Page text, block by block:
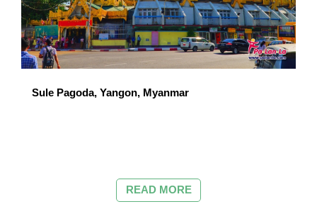
Sule Pagoda, Yangon, Myanmar
READ MORE